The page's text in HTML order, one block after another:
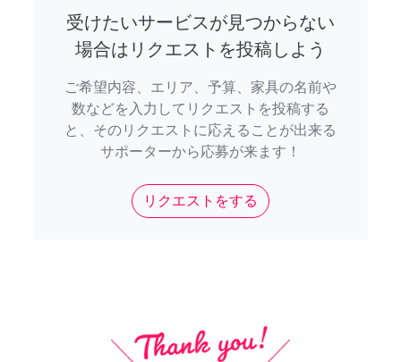
受けたいサービスが見つからない
場合はリクエストを投稿しよう
ご希望内容、エリア、予算、家具の名前や
数などを入力してリクエストを投稿する
と、そのリクエストに応えることが出来る
サポーターから応募が来ます！
リクエストをする